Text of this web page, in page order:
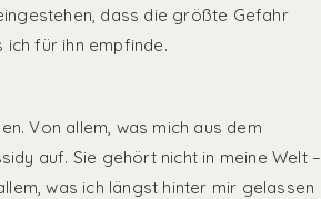
dass die größte Gefahr
ich für ihn empfinde.
Von allem, was mich aus dem
auf. Sie gehört nicht in meine Welt –
was ich längst hinter mir gelassen